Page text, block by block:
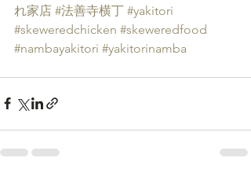
れ家店 #法善寺横丁 #yakitori
#skeweredchicken #skeweredfood
#nambayakitori #yakitorinamba